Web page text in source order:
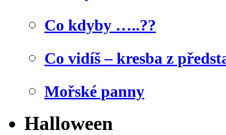
Co kdyby …..??
Co vidíš – kresba z
Mořské panny
Halloween